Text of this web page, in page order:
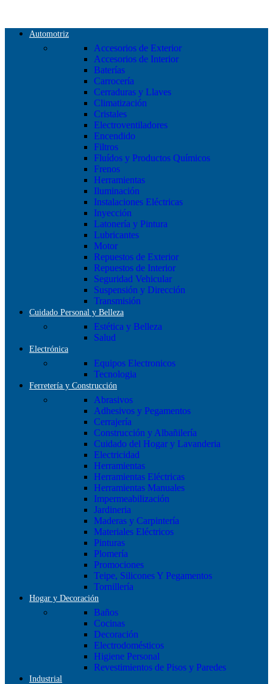
Automotriz
Accesorios de Exterior
Accesorios de Interior
Baterías
Carrocería
Cerraduras y Llaves
Climatización
Cristales
Electroventiladores
Encendido
Filtros
Fluídos y Productos Químicos
Frenos
Herramientas
Iluminación
Instalaciones Eléctricas
Inyección
Latonería y Pintura
Lubricantes
Motor
Repuestos de Exterior
Repuestos de Interior
Seguridad Vehicular
Suspensión y Dirección
Transmisión
Cuidado Personal y Belleza
Estética y Belleza
Salud
Electrónica
Equipos Electronicos
Tecnologia
Ferretería y Construcción
Abrasivos
Adhesivos y Pegamentos
Cerrajería
Construcción y Albañilería
Cuidado del Hogar y Lavanderia
Electricidad
Herramientas
Herramientas Eléctricas
Herramientas Manuales
Impermeabilización
Jardineria
Maderas y Carpintería
Materiales Eléctricos
Pinturas
Plomería
Promociones
Teipe, Silicones Y Pegamentos
Tornillería
Hogar y Decoración
Baños
Cocinas
Decoración
Electrodomésticos
Higiene Personal
Revestimientos de Pisos y Paredes
Industrial